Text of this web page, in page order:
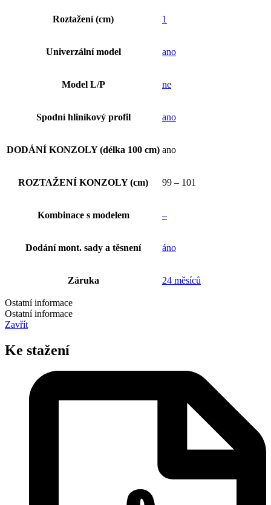
Roztažení (cm) 1
Univerzální model ano
Model L/P ne
Spodní hliníkový profil ano
DODÁNÍ KONZOLY (délka 100 cm) ano
ROZTAŽENÍ KONZOLY (cm) 99 – 101
Kombinace s modelem –
Dodání mont. sady a těsnení áno
Záruka 24 měsíců
Ostatní informace
Ostatní informace
Zavřít
Ke stažení